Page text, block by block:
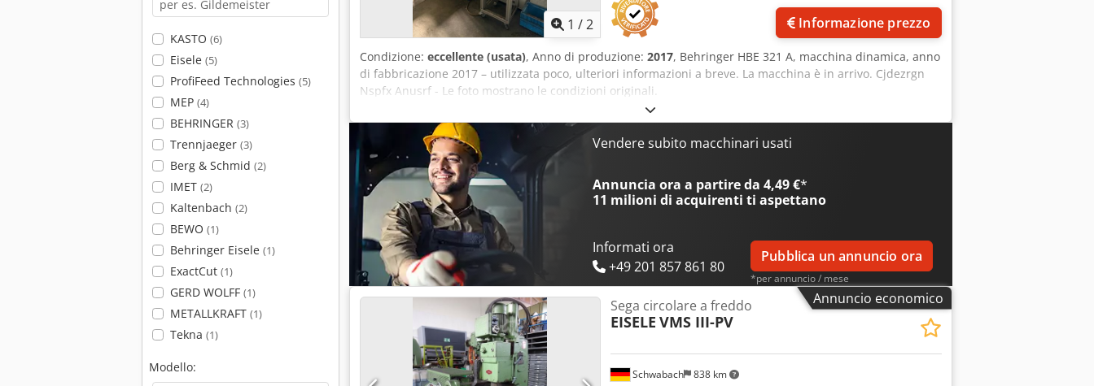
KASTO (6)
Eisele (5)
ProfiFeed Technologies (5)
MEP (4)
BEHRINGER (3)
Trennjaeger (3)
Berg & Schmid (2)
IMET (2)
Kaltenbach (2)
BEWO (1)
Behringer Eisele (1)
ExactCut (1)
GERD WOLFF (1)
METALLKRAFT (1)
Tekna (1)
Modello:
1 /2 Informazione prezzo
Condizione: eccellente (usata), Anno di produzione: 2017, Behringer HBE 321 A, macchina dinamica, anno
di fabbricazione 2017 – utilizzata poco, ulteriori informazioni a breve. La macchina è in arrivo. Cjdezrgn
Nspfx Anusrf - Le foto mostrano le condizioni originali.
Vendere subito macchinari usati
Annuncia ora a partire da 4,49 €*
11 milioni di acquirenti ti aspettano
Informati ora
+49 201 857 861 80
Pubblica un annuncio ora
*per annuncio / mese
Annuncio economico
Schwabach 838 km
Sega circolare a freddo
EISELE VMS III-PV